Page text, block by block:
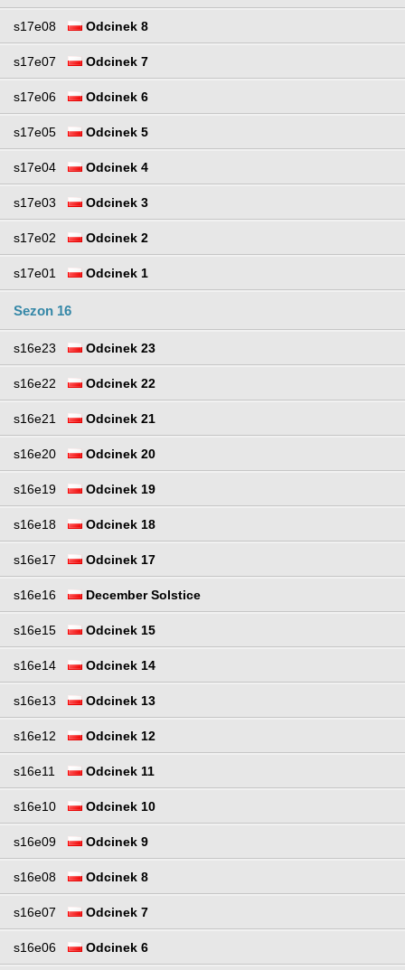
s17e08 Odcinek 8
s17e07 Odcinek 7
s17e06 Odcinek 6
s17e05 Odcinek 5
s17e04 Odcinek 4
s17e03 Odcinek 3
s17e02 Odcinek 2
s17e01 Odcinek 1
Sezon 16
s16e23 Odcinek 23
s16e22 Odcinek 22
s16e21 Odcinek 21
s16e20 Odcinek 20
s16e19 Odcinek 19
s16e18 Odcinek 18
s16e17 Odcinek 17
s16e16 December Solstice
s16e15 Odcinek 15
s16e14 Odcinek 14
s16e13 Odcinek 13
s16e12 Odcinek 12
s16e11 Odcinek 11
s16e10 Odcinek 10
s16e09 Odcinek 9
s16e08 Odcinek 8
s16e07 Odcinek 7
s16e06 Odcinek 6